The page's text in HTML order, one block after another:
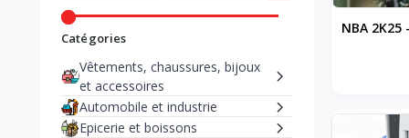
Catégories
Vêtements, chaussures, bijoux
et accessoires
Automobile et industrie
Epicerie et boissons
NBA